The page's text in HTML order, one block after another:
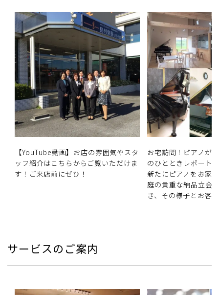
【YouTube動画】お店の雰囲気やスタ
ッフ紹介はこちらからご覧いただけま
す！ご来店前にぜひ！
お宅訪問！ピアノが
のひとときレポート
新たにピアノをお家
庭の貴重な納品立会
き、その様子とお客
サービスのご案内